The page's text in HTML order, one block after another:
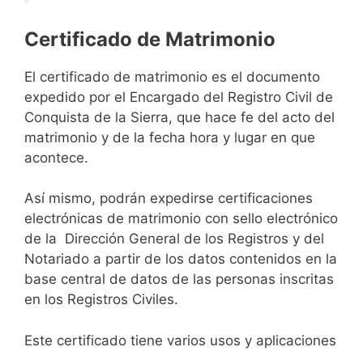
Certificado de Matrimonio
El certificado de matrimonio es el documento
expedido por el Encargado del Registro Civil de
Conquista de la Sierra, que hace fe del acto del
matrimonio y de la fecha hora y lugar en que
acontece.
Así mismo, podrán expedirse certificaciones
electrónicas de matrimonio con sello electrónico
de la Dirección General de los Registros y del
Notariado a partir de los datos contenidos en la
base central de datos de las personas inscritas
en los Registros Civiles.
Este certificado tiene varios usos y aplicaciones